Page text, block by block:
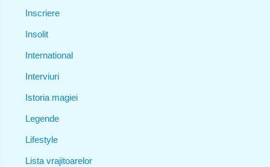
Inscriere
Insolit
International
Interviuri
Istoria magiei
Legende
Lifestyle
Lista vrajitoarelor